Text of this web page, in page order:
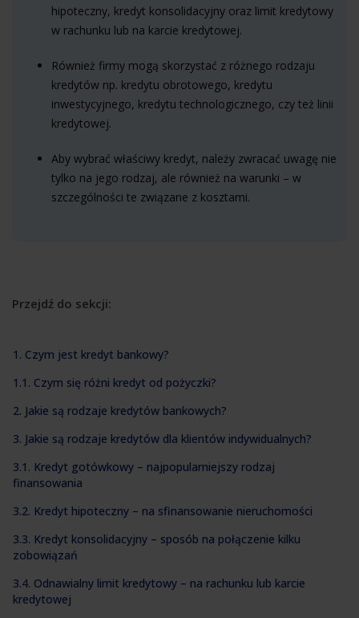
hipoteczny, kredyt konsolidacyjny oraz limit kredytowy
w rachunku lub na karcie kredytowej.
Również firmy mogą skorzystać z różnego rodzaju
kredytów np. kredytu obrotowego, kredytu
inwestycyjnego, kredytu technologicznego, czy też linii
kredytowej.
Aby wybrać właściwy kredyt, należy zwracać uwagę nie
tylko na jego rodzaj, ale również na warunki – w
szczególności te związane z kosztami.
Przejdź do sekcji:
1. Czym jest kredyt bankowy?
1.1. Czym się różni kredyt od pożyczki?
2. Jakie są rodzaje kredytów bankowych?
3. Jakie są rodzaje kredytów dla klientów indywidualnych?
3.1. Kredyt gotówkowy – najpopularniejszy rodzaj
finansowania
3.2. Kredyt hipoteczny – na sfinansowanie nieruchomości
3.3. Kredyt konsolidacyjny – sposób na połączenie kilku
zobowiązań
3.4. Odnawialny limit kredytowy – na rachunku lub karcie
kredytowej